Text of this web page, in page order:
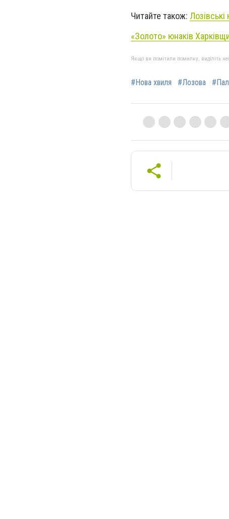
Читайте також:
«Золото» юнаків
Якщо ви помітили помилку, виділіть
#Нова хвиля #Лозова